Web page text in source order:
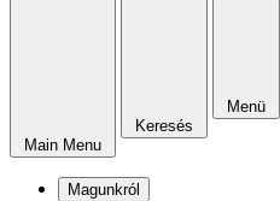
Main Menu
Keresés
Menü
Magunkról